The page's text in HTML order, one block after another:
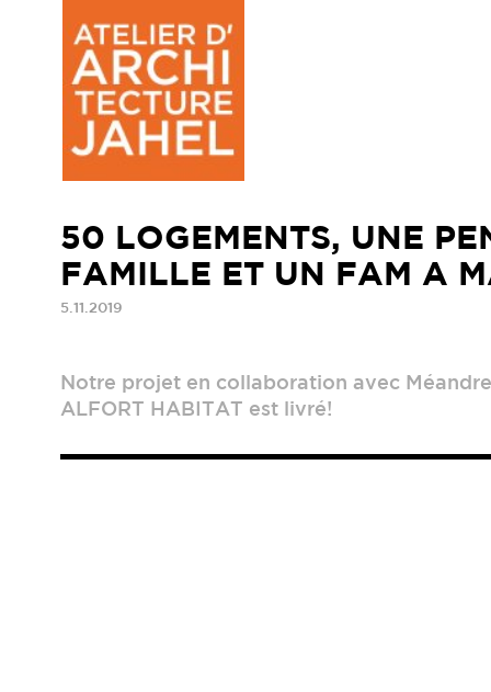
50 LOGEMENTS, UNE
FAMILLE ET UN FAM A
5.11.2019
Notre projet en collaboration avec
ALFORT HABITAT est livré!